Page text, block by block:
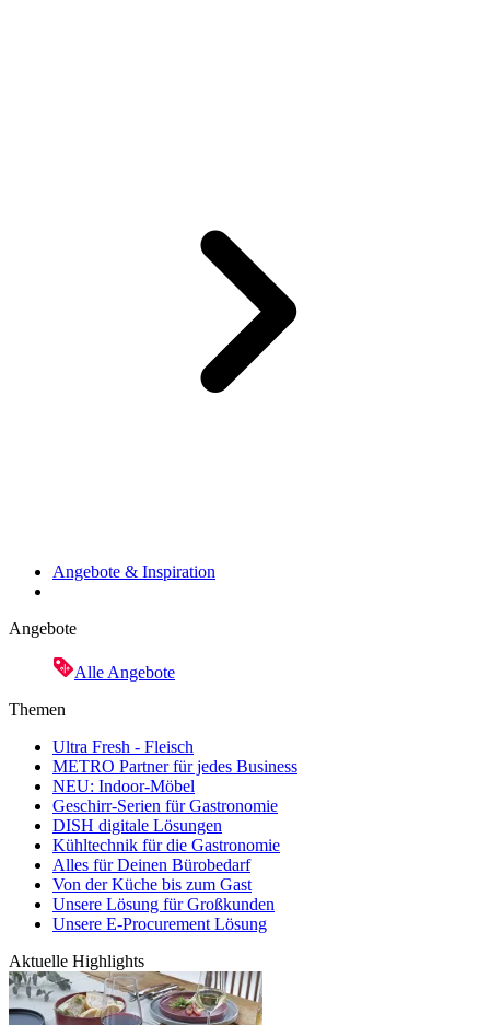
Angebote & Inspiration
Angebote
Alle Angebote
Themen
Ultra Fresh - Fleisch
METRO Partner für jedes Business
NEU: Indoor-Möbel
Geschirr-Serien für Gastronomie
DISH digitale Lösungen
Kühltechnik für die Gastronomie
Alles für Deinen Bürobedarf
Von der Küche bis zum Gast
Unsere Lösung für Großkunden
Unsere E-Procurement Lösung
Aktuelle Highlights